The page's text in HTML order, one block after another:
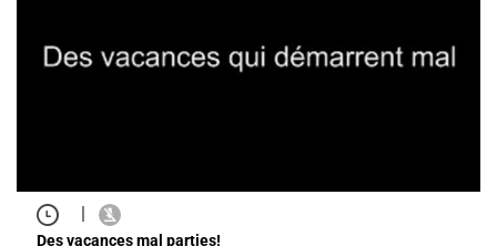
|
Des vacances mal parties!